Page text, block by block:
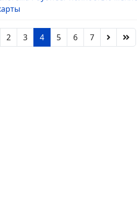
2 3 4 5 6 7